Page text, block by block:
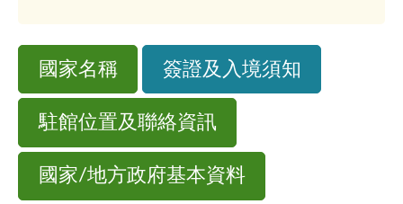
國家名稱 簽證及入境須知
駐館位置及聯絡資訊
國家/地方政府基本資料